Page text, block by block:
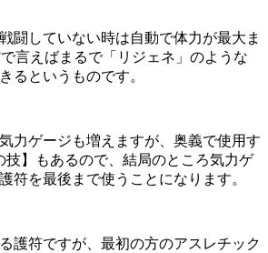
闘していない時は自動で体力が最大ま
言えばまるで「リジェネ」のような
るというものです。
力ゲージも増えますが、奥義で使用す
技】もあるので、結局のところ気力ゲ
符を最後まで使うことになります。
護符ですが、最初の方のアスレチック